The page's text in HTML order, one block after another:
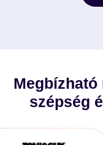
szépség